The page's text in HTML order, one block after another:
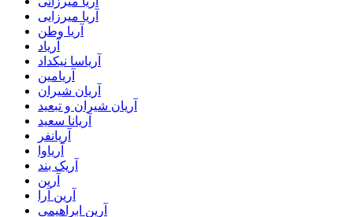
آریا میرزایی
آریا وطن
آریاد
آریاسا نیکداد
آریامین
آریان شیران
آریان شیران و تبعید
آریانا سعید
آریانفر
آریاوا
آریک بند
آرین
آرین آرا
آرین ابراهیمی